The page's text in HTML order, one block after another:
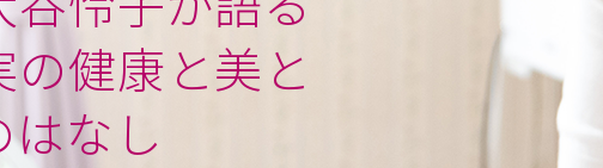
健康と美と
なし